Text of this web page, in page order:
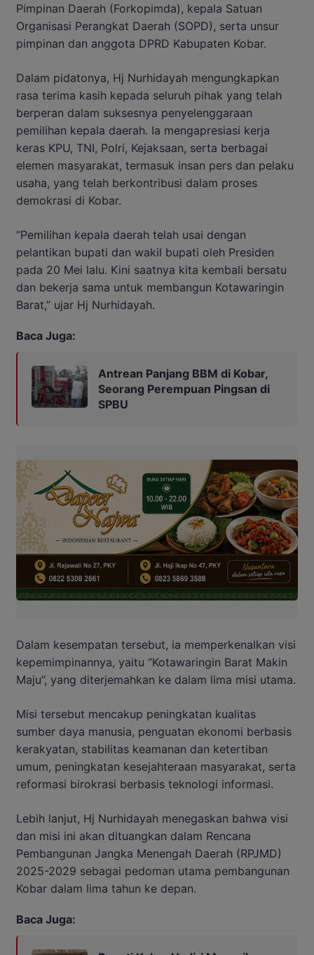
Pimpinan Daerah (Forkopimda), kepala Satuan
Organisasi Perangkat Daerah (SOPD), serta unsur
pimpinan dan anggota DPRD Kabupaten Kobar.
Dalam pidatonya, Hj Nurhidayah mengungkapkan
rasa terima kasih kepada seluruh pihak yang telah
berperan dalam suksesnya penyelenggaraan
pemilihan kepala daerah. Ia mengapresiasi kerja
keras KPU, TNI, Polri, Kejaksaan, serta berbagai
elemen masyarakat, termasuk insan pers dan pelaku
usaha, yang telah berkontribusi dalam proses
demokrasi di Kobar.
“Pemilihan kepala daerah telah usai dengan
pelantikan bupati dan wakil bupati oleh Presiden
pada 20 Mei lalu. Kini saatnya kita kembali bersatu
dan bekerja sama untuk membangun Kotawaringin
Barat,” ujar Hj Nurhidayah.
Baca Juga:
Antrean Panjang BBM di Kobar,
Seorang Perempuan Pingsan di
SPBU
Dalam kesempatan tersebut, ia memperkenalkan visi
kepemimpinannya, yaitu “Kotawaringin Barat Makin
Maju”, yang diterjemahkan ke dalam lima misi utama.
Misi tersebut mencakup peningkatan kualitas
sumber daya manusia, penguatan ekonomi berbasis
kerakyatan, stabilitas keamanan dan ketertiban
umum, peningkatan kesejahteraan masyarakat, serta
reformasi birokrasi berbasis teknologi informasi.
Lebih lanjut, Hj Nurhidayah menegaskan bahwa visi
dan misi ini akan dituangkan dalam Rencana
Pembangunan Jangka Menengah Daerah (RPJMD)
2025-2029 sebagai pedoman utama pembangunan
Kobar dalam lima tahun ke depan.
Baca Juga: